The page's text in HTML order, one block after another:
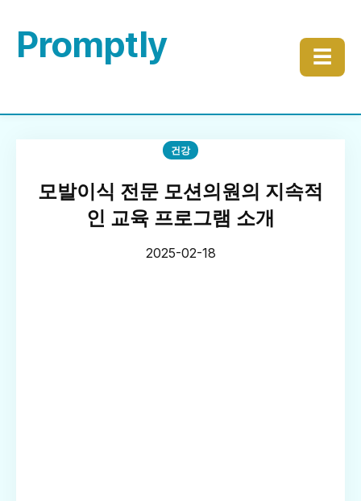
Promptly ☰
건강
모발이식 전문 모션의원의 지속적
인 교육 프로그램 소개
2025-02-18